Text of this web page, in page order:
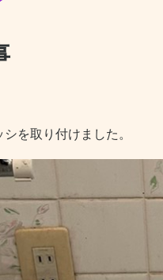
を取り付けました。